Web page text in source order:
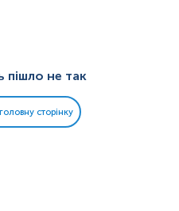
пішло не так
сторінку